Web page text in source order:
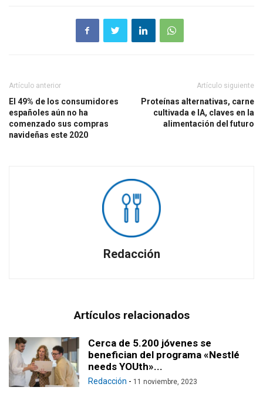
Artículo anterior
El 49% de los consumidores
españoles aún no ha
comenzado sus compras
navideñas este 2020
Artículo siguiente
Proteínas alternativas, carne
cultivada e IA, claves en la
alimentación del futuro
Redacción
Artículos relacionados
Cerca de 5.200 jóvenes se
benefician del programa «Nestlé
needs YOUth»...
Redacción - 11 noviembre, 2023